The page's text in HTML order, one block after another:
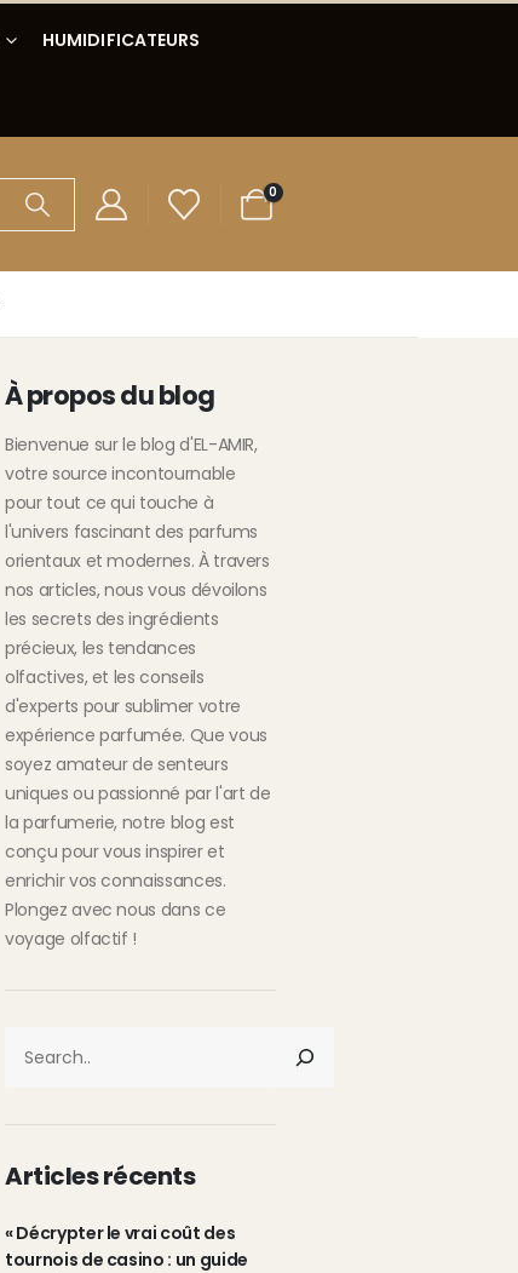
HUMIDIFICATEURS
0
À propos du blog
Bienvenue sur le blog d'EL-AMIR,
votre source incontournable
pour tout ce qui touche à
l'univers fascinant des parfums
orientaux et modernes. À travers
nos articles, nous vous dévoilons
les secrets des ingrédients
précieux, les tendances
olfactives, et les conseils
d'experts pour sublimer votre
expérience parfumée. Que vous
soyez amateur de senteurs
uniques ou passionné par l'art de
la parfumerie, notre blog est
conçu pour vous inspirer et
enrichir vos connaissances.
Plongez avec nous dans ce
voyage olfactif !
Articles récents
« Décrypter le vrai coût des
tournois de casino : un guide